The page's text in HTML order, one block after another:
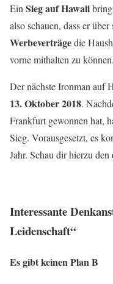
Ein Sieg auf Hawaii
also schauen, dass er über
Werbeverträgedie
vorne mithalten zu können.
Der nächste Ironman auf
13. Oktober 2018.
Frankfurt gewonnen hat,
Sieg. Vorausgesetzt, es
Jahr. Schau dir hierzu den
Interessante
Leidenschaft“
Es gibt keinen Plan B